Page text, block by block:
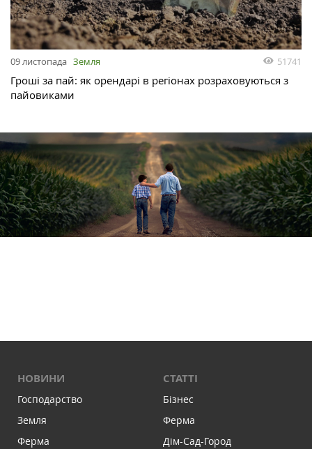
09 листопада Земля 51741
Гроші за пай: як орендарі в регіонах розраховуються з
пайовиками
НОВИНИ
Господарство
Земля
Ферма
СТАТТІ
Бізнес
Ферма
Дім-Сад-Город